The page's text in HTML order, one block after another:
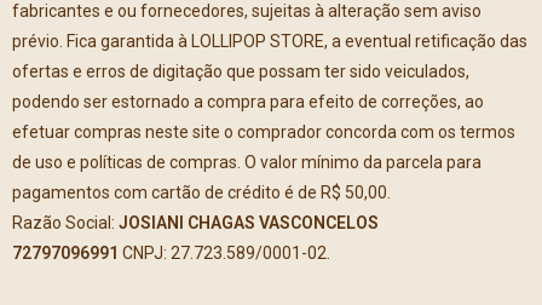
fabricantes e ou fornecedores, sujeitas à alteração sem aviso
prévio. Fica garantida à LOLLIPOP STORE, a eventual retificação das
ofertas e erros de digitação que possam ter sido veiculados,
podendo ser estornado a compra para efeito de correções, ao
efetuar compras neste site o comprador concorda com os termos
de uso e políticas de compras. O valor mínimo da parcela para
pagamentos com cartão de crédito é de R$ 50,00.
Razão Social: JOSIANI CHAGAS VASCONCELOS
72797096991 CNPJ: 27.723.589/0001-02.